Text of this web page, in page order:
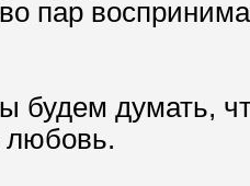
пар
будем думать,
любовь.